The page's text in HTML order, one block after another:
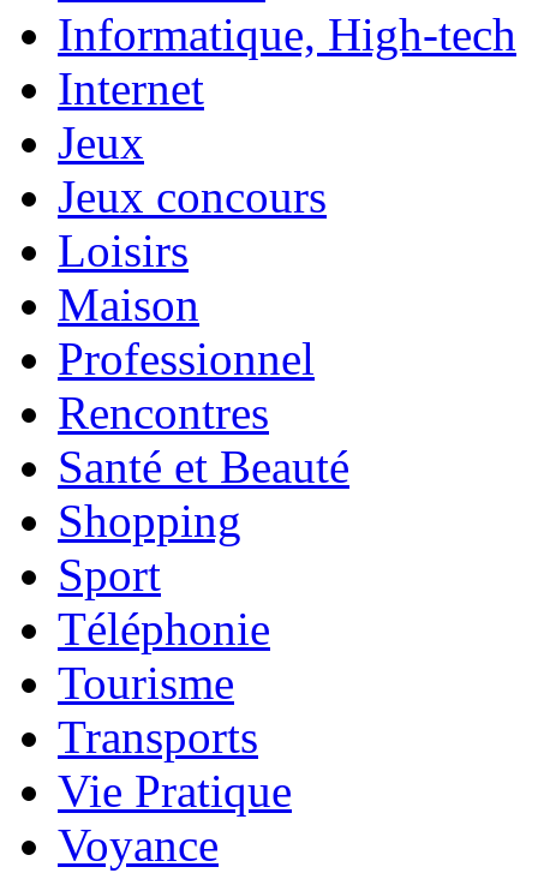
Informatique, High-tech
Internet
Jeux
Jeux concours
Loisirs
Maison
Professionnel
Rencontres
Santé et Beauté
Shopping
Sport
Téléphonie
Tourisme
Transports
Vie Pratique
Voyance